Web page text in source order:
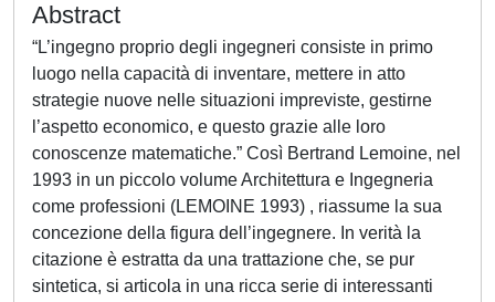
Abstract
“L’ingegno proprio degli ingegneri consiste in primo
luogo nella capacità di inventare, mettere in atto
strategie nuove nelle situazioni impreviste, gestirne
l’aspetto economico, e questo grazie alle loro
conoscenze matematiche.” Così Bertrand Lemoine, nel
1993 in un piccolo volume Architettura e Ingegneria
come professioni (LEMOINE 1993) , riassume la sua
concezione della figura dell’ingegnere. In verità la
citazione è estratta da una trattazione che, se pur
sintetica, si articola in una ricca serie di interessanti